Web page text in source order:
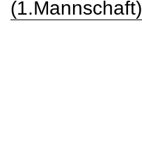
(1.Mannschaft)